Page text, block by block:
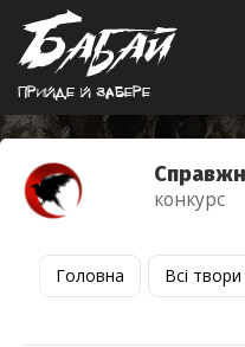
Прийде й забере
конкурс
Головна Всі твори